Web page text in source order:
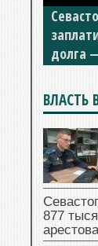
долга
ВЛАСТЬ
877